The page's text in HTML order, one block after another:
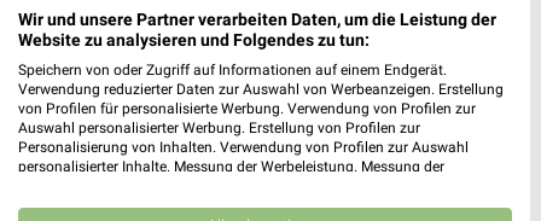
Wir und unsere Partner verarbeiten Daten, um die Leistung der
Website zu analysieren und Folgendes zu tun:
Speichern von oder Zugriff auf Informationen auf einem Endgerät.
Verwendung reduzierter Daten zur Auswahl von Werbeanzeigen. Erstellung
von Profilen für personalisierte Werbung. Verwendung von Profilen zur
Auswahl personalisierter Werbung. Erstellung von Profilen zur
Personalisierung von Inhalten. Verwendung von Profilen zur Auswahl
personalisierter Inhalte. Messung der Werbeleistung. Messung der
Kombinationen von Daten aus verschiedenen Quellen. Entwicklung und